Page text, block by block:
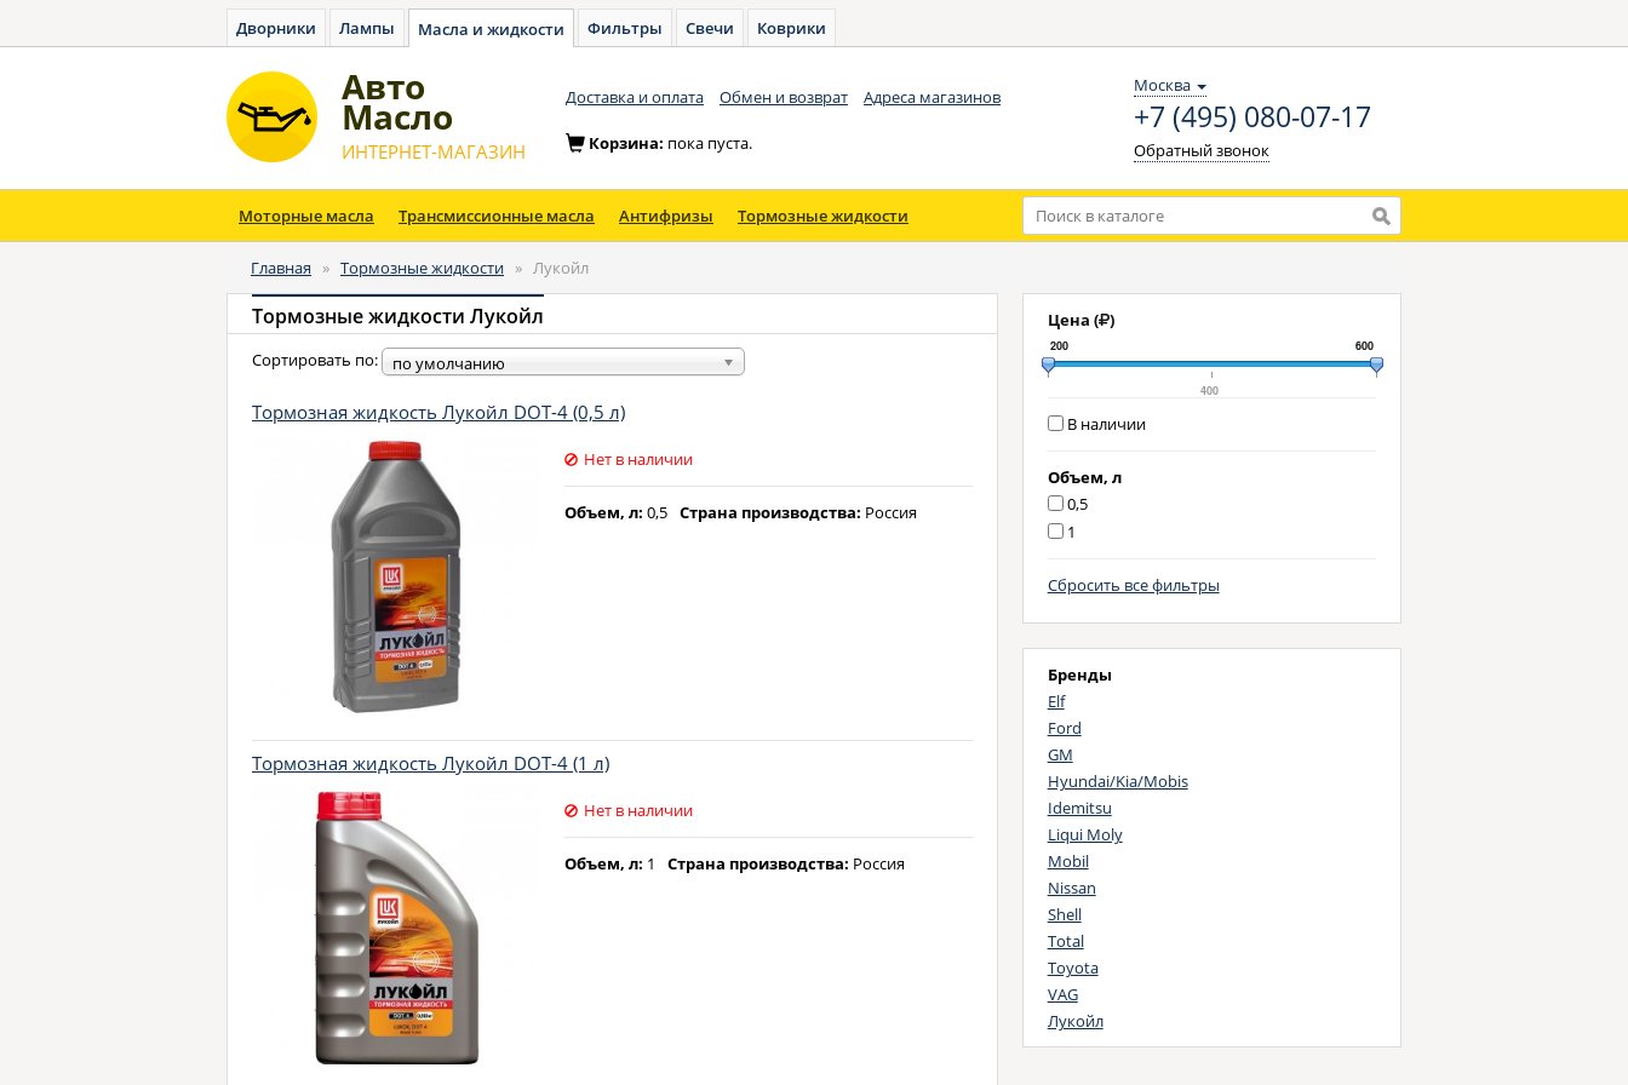
Дворники Лампы Масла и жидкости Фильтры Свечи Коврики
Авто
Масло
ИНТЕРНЕТ-МАГАЗИН
Доставка и оплата Обмен и возврат Адреса магазинов
Москва
+7 (495) 080-07-17
Обратный звонок
Корзина: пока пуста.
Моторные масла Трансмиссионные масла Антифризы Тормозные жидкости
Главная » Тормозные жидкости » Лукойл
Тормозные жидкости Лукойл
Сортировать по: по умолчанию
Тормозная жидкость Лукойл DOT-4 (0,5 л)
Нет в наличии
Объем, л: 0,5 Страна производства: Россия
Тормозная жидкость Лукойл DOT-4 (1 л)
Нет в наличии
Объем, л: 1 Страна производства: Россия
Цена ( )
200 600
400
В наличии
Объем, л
0,5
1
Сбросить все фильтры
Бренды
Elf
Ford
GM
Hyundai/Kia/Mobis
Idemitsu
Liqui Moly
Mobil
Nissan
Shell
Total
Toyota
VAG
Лукойл